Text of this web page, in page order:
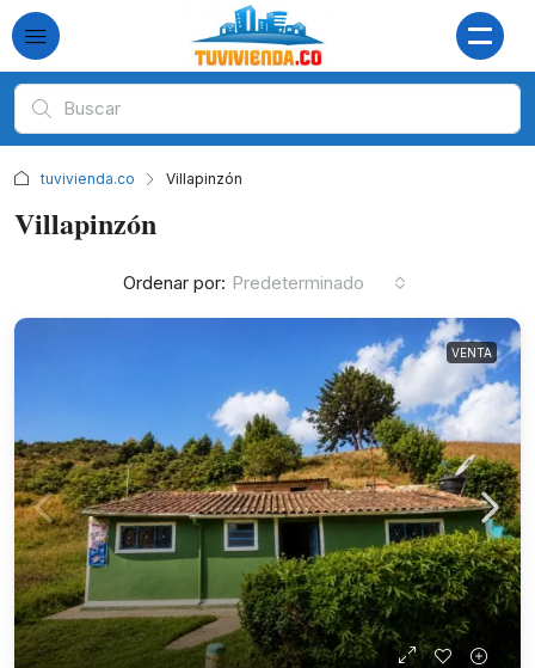
tuvivienda.co Villapinzón
Villapinzón
Ordenar por: Predeterminado
VENTA